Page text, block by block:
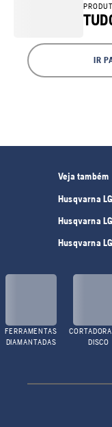
IR
Veja também
Husqvarna
Husqvarna
Husqvarna
FERRAMENTAS
DIAMANTADAS
DISCO